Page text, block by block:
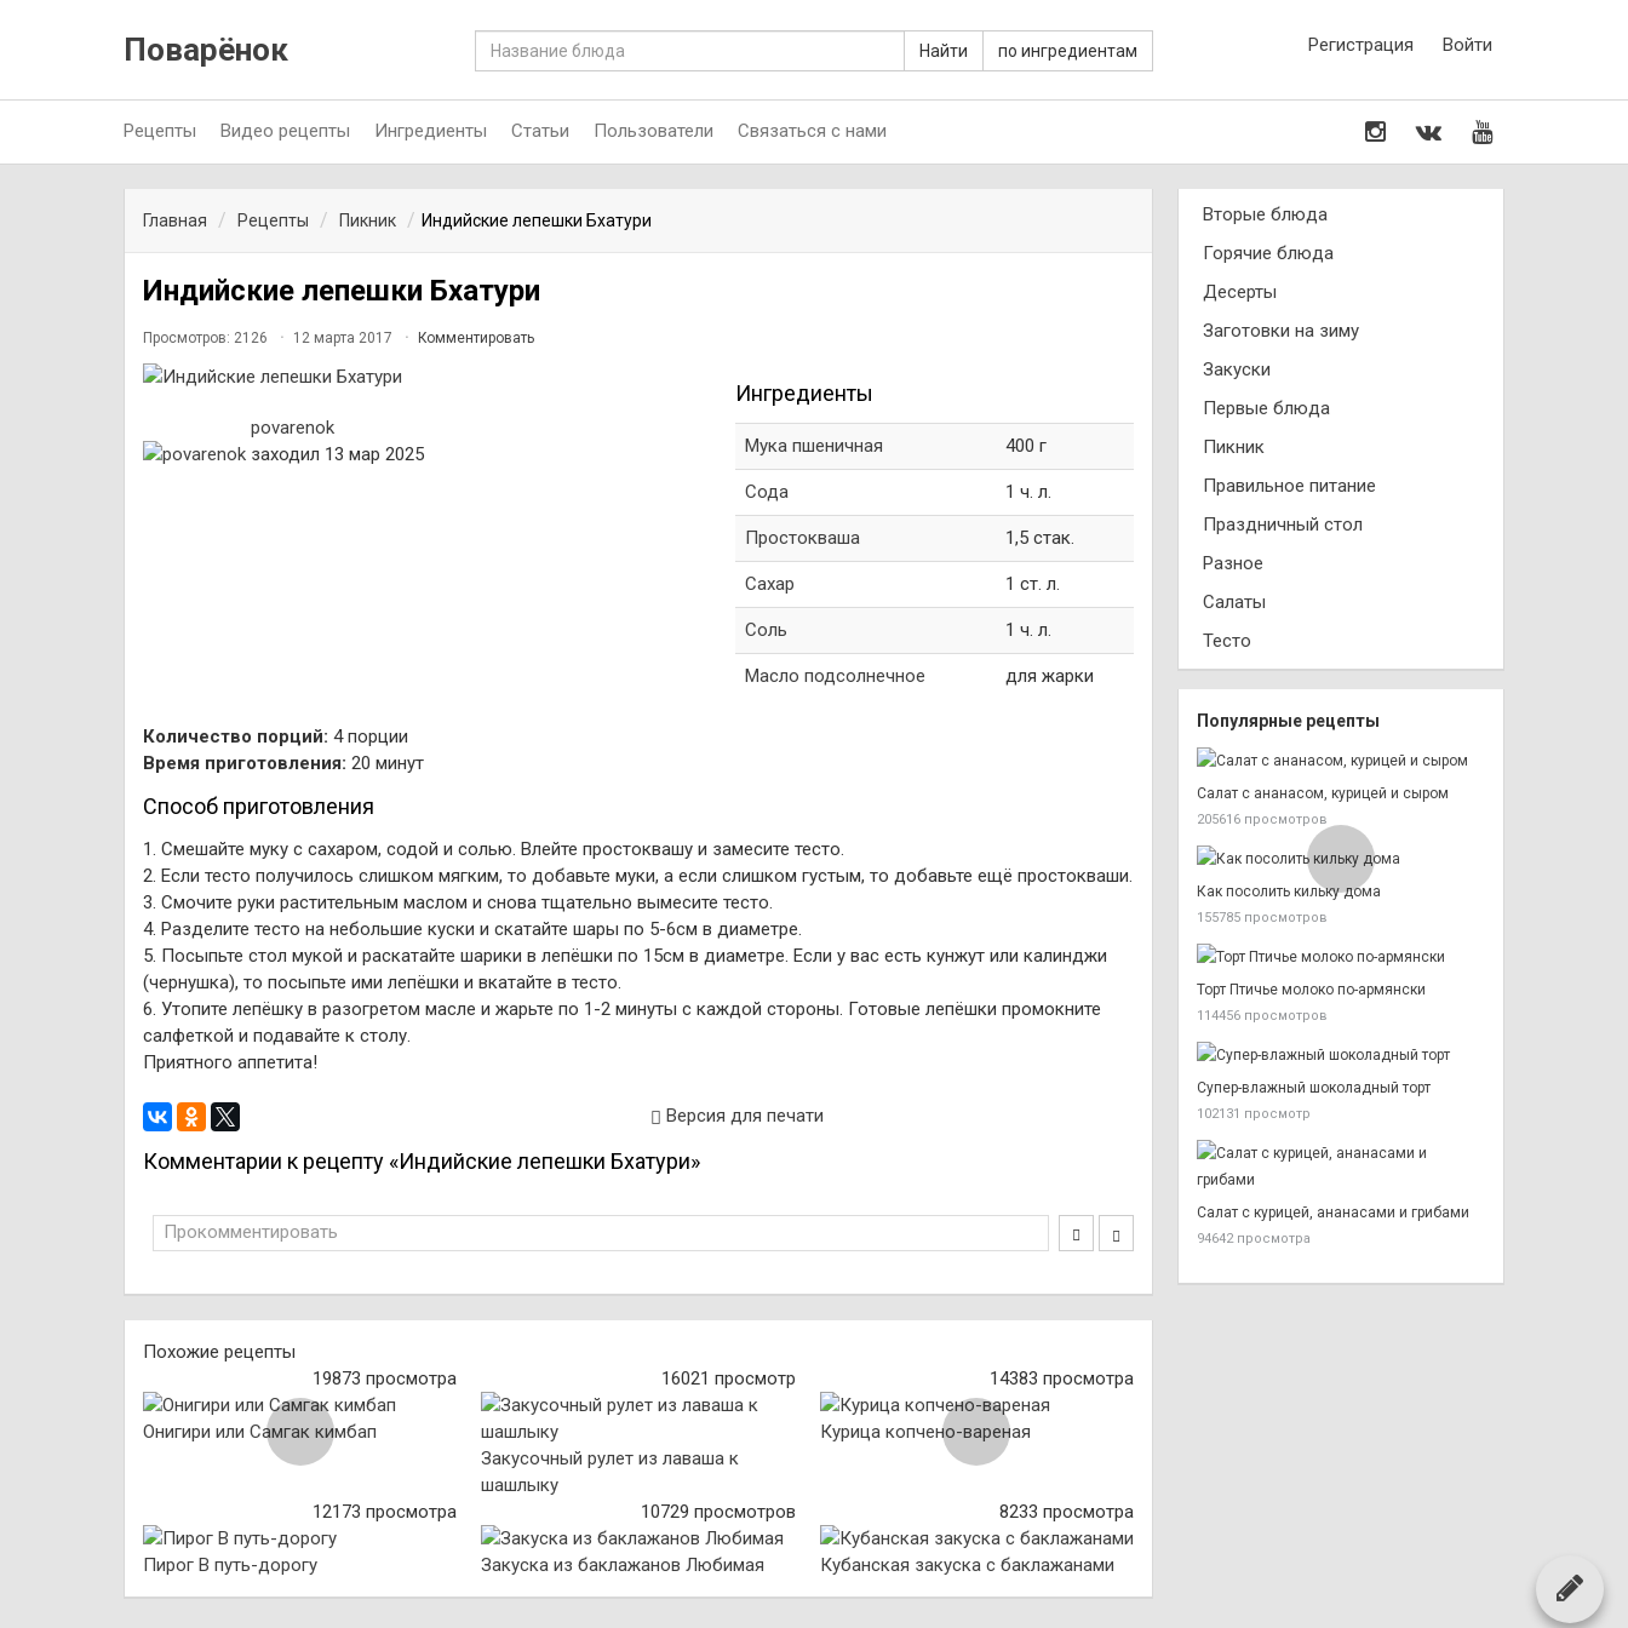
Поварёнок Найти по ингредиентам Регистрация Войти
Рецепты Видео рецепты Ингредиенты Статьи Пользователи Связаться с нами
Главная Рецепты Пикник Индийские лепешки Бхатури
Индийские лепешки Бхатури
Просмотров: 2126 12 марта 2017 Комментировать
povarenok
заходил 13 мар 2025
Ингредиенты
Мука пшеничная 400 г
Сода 1 ч. л.
Простокваша 1,5 стак.
Сахар 1 ст. л.
Соль 1 ч. л.
Масло подсолнечное для жарки
Количество порций: 4 порции
Время приготовления: 20 минут
Способ приготовления
1. Смешайте муку с сахаром, содой и солью. Влейте простоквашу и замесите тесто.
2. Если тесто получилось слишком мягким, то добавьте муки, а если слишком густым, то добавьте ещё простокваши.
3. Смочите руки растительным маслом и снова тщательно вымесите тесто.
4. Разделите тесто на небольшие куски и скатайте шары по 5-6см в диаметре.
5. Посыпьте стол мукой и раскатайте шарики в лепёшки по 15см в диаметре. Если у вас есть кунжут или калинджи
(чернушка), то посыпьте ими лепёшки и вкатайте в тесто.
6. Утопите лепёшку в разогретом масле и жарьте по 1-2 минуты с каждой стороны. Готовые лепёшки промокните
салфеткой и подавайте к столу.
Приятного аппетита!
Версия для печати
Комментарии к рецепту «Индийские лепешки Бхатури»
Прокомментировать
Похожие рецепты
19873 просмотра
Онигири или Самгак кимбап
16021 просмотр
Закусочный рулет из лаваша к
шашлыку
14383 просмотра
Курица копчено-вареная
12173 просмотра
Пирог В путь-дорогу
10729 просмотров
Закуска из баклажанов Любимая
8233 просмотра
Кубанская закуска с баклажанами
Вторые блюда
Горячие блюда
Десерты
Заготовки на зиму
Закуски
Первые блюда
Пикник
Правильное питание
Праздничный стол
Разное
Салаты
Тесто
Популярные рецепты
Салат с ананасом, курицей и сыром
205616 просмотров
Как посолить кильку дома
155785 просмотров
Торт Птичье молоко по-армянски
114456 просмотров
Супер-влажный шоколадный торт
102131 просмотр
Салат с курицей, ананасами и грибами
94642 просмотра